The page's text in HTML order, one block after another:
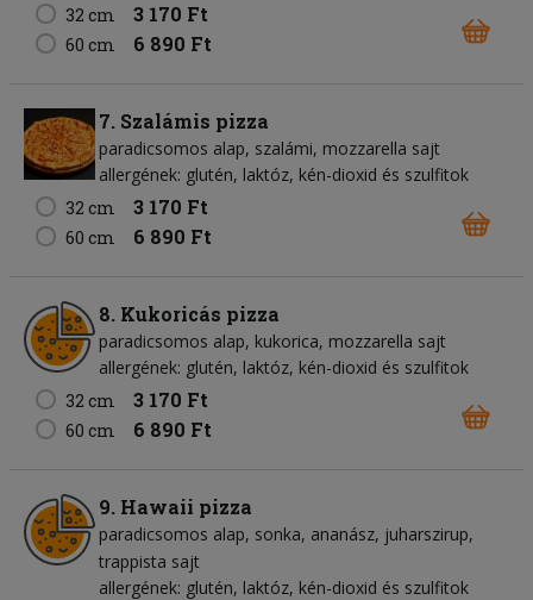
32 cm
3 170 Ft
60 cm 6 890 Ft
7. Szalámis pizza
paradicsomos alap szalámi mozzarella sajt
allergének: glutén, laktóz, kén-dioxid és szulfitok
32 cm
3 170 Ft
60 cm 6 890 Ft
8. Kukoricás pizza
paradicsomos alap kukorica mozzarella sajt
allergének: glutén, laktóz, kén-dioxid és szulfitok
32 cm
3 170 Ft
60 cm 6 890 Ft
9. Hawaii pizza
paradicsomos alap sonka ananász juharszirup
trappista sajt
allergének: glutén, laktóz, kén-dioxid és szulfitok